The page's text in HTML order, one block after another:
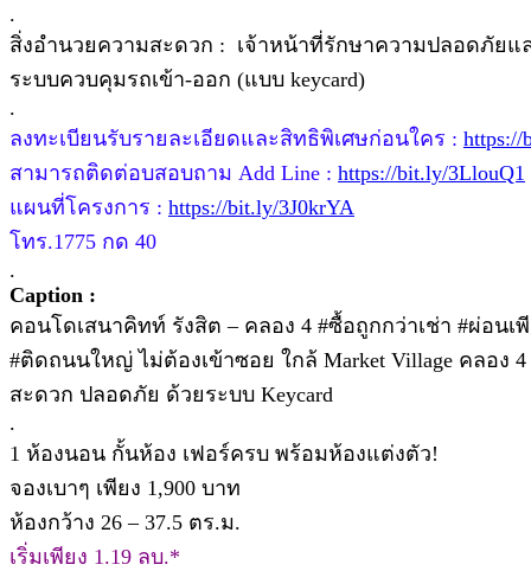
.
สิ่งอำนวยความสะดวก : เจ้าหน้าที่รักษาความปลอดภัยแ
ระบบควบคุมรถเข้า-ออก (แบบ keycard)
.
ลงทะเบียนรับรายละเอียดและสิทธิพิเศษก่อนใคร : https://
สามารถติดต่อบสอบถาม Add Line : https://bit.ly/3LlouQ1
แผนที่โครงการ : https://bit.ly/3J0krYA
โทร.1775 กด 40
.
Caption :
คอนโดเสนาคิทท์ รังสิต – คลอง 4 #ซื้อถูกกว่าเช่า #ผ่อน
#ติดถนนใหญ่ ไม่ต้องเข้าซอย ใกล้ Market Village คลอง
สะดวก ปลอดภัย ด้วยระบบ Keycard
.
1 ห้องนอน กั้นห้อง เฟอร์ครบ พร้อมห้องแต่งตัว!
จองเบาๆ เพียง 1,900 บาท
ห้องกว้าง 26 – 37.5 ตร.ม.
เริ่มเพียง 1.19 ลบ.*